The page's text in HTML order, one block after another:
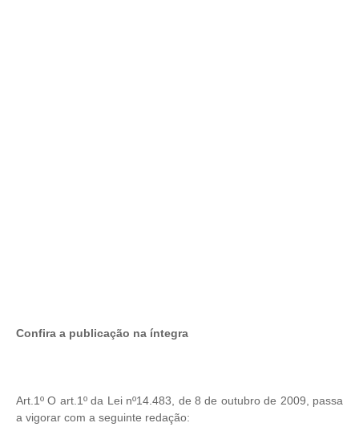
Confira a publicação na íntegra
Art.1º O art.1º da Lei nº14.483, de 8 de outubro de 2009, passa
a vigorar com a seguinte redação: